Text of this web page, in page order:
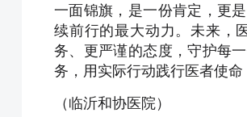
一面锦旗，是一份肯定，更
续前行的最大动力。未来，
务、更严谨的态度，守护每
务，用实际行动践行医者使
（临沂和协医院）